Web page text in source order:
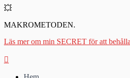
💥
MAKROMETODEN.
Läs mer om min SECRET för att